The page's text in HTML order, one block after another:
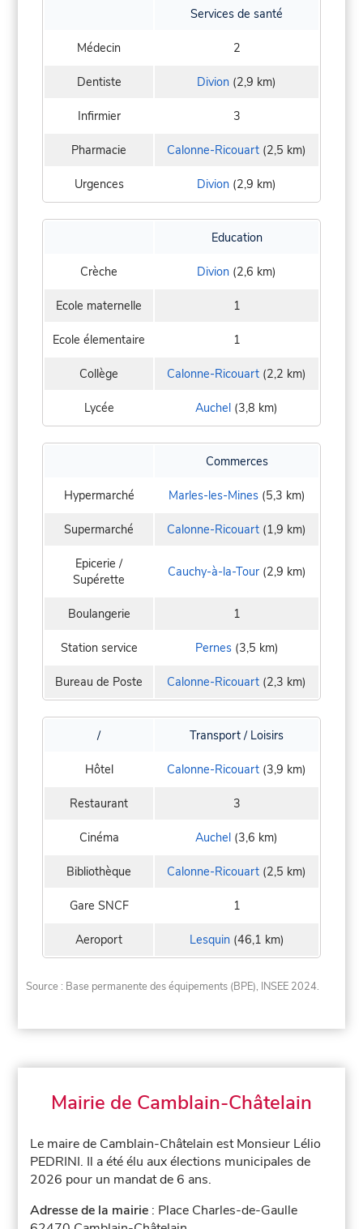
Services de santé
Médecin 2
Dentiste Divion (2,9 km)
Infirmier 3
Pharmacie Calonne-Ricouart (2,5 km)
Urgences Divion (2,9 km)
Education
Crèche Divion (2,6 km)
Ecole maternelle 1
Ecole élementaire 1
Collège Calonne-Ricouart (2,2 km)
Lycée Auchel (3,8 km)
Commerces
Hypermarché Marles-les-Mines(5,3 km)
Supermarché Calonne-Ricouart (1,9 km)
Epicerie /
Supérette
Cauchy-à-la-Tour(2,9 km)
Boulangerie 1
Station service Pernes(3,5 km)
Bureau de Poste Calonne-Ricouart (2,3 km)
/ Transport / Loisirs
Hôtel Calonne-Ricouart (3,9 km)
Restaurant 3
Cinéma Auchel (3,6 km)
Bibliothèque Calonne-Ricouart (2,5 km)
Gare SNCF 1
Aeroport Lesquin(46,1 km)
Source : Base permanente des équipements (BPE), INSEE 2024.
Mairie de Camblain-Châtelain
Le maire de Camblain-Châtelain est Monsieur Lélio
PEDRINI. Il a été élu aux élections municipales de
2026 pour un mandat de 6 ans.
Adresse de la mairie : Place Charles-de-Gaulle